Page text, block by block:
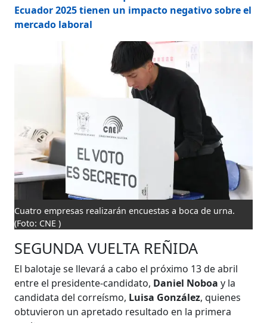
Ecuador 2025 tienen un impacto negativo sobre el
mercado laboral
Cuatro empresas realizarán encuestas a boca de urna.
(Foto: CNE )
SEGUNDA VUELTA REÑIDA
El balotaje se llevará a cabo el próximo 13 de abril
entre el presidente-candidato, Daniel Noboa y la
candidata del correísmo, Luisa González, quienes
obtuvieron un apretado resultado en la primera